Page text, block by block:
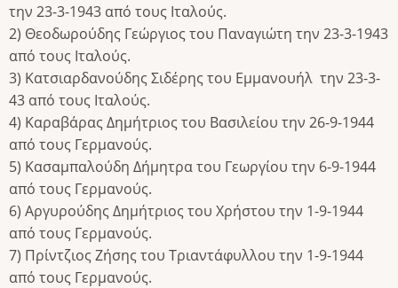
την 23-3-1943 από τους Ιταλούς.
2) Θεοδωρούδης Γεώργιος του Παναγιώτη την 23-3-1943
από τους Ιταλούς.
3) Κατσιαρδανούδης Σιδέρης του Εμμανουήλ την 23-3-
43 από τους Ιταλούς.
4) Καραβάρας Δημήτριος του Βασιλείου την 26-9-1944
από τους Γερμανούς.
5) Κασαμπαλούδη Δήμητρα του Γεωργίου την 6-9-1944
από τους Γερμανούς.
6) Αργυρούδης Δημήτριος του Χρήστου την 1-9-1944
από τους Γερμανούς.
7) Πρίντζιος Ζήσης του Τριαντάφυλλου την 1-9-1944
από τους Γερμανούς.